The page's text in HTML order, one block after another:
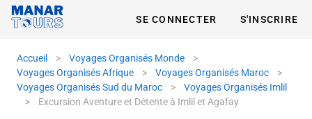
SE CONNECTER S'INSCRIRE
Accueil > Voyages Organisés Monde
>
Voyages Organisés Afrique
> Voyages Organisés Maroc
>
Voyages Organisés Sud du Maroc
>
Voyages Organisés Imlil
>
Excursion Aventure et Détente à Imlil et Agafay